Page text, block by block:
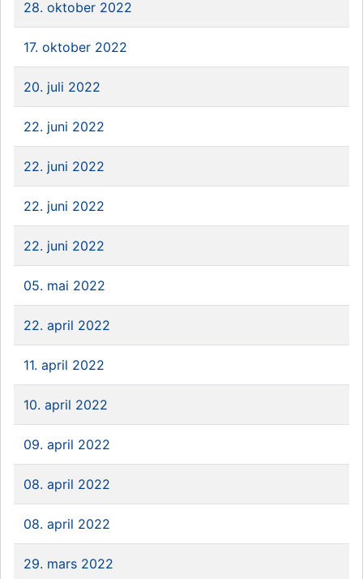
28. oktober 2022
17. oktober 2022
20. juli 2022
22. juni 2022
22. juni 2022
22. juni 2022
22. juni 2022
05. mai 2022
22. april 2022
11. april 2022
10. april 2022
09. april 2022
08. april 2022
08. april 2022
29. mars 2022